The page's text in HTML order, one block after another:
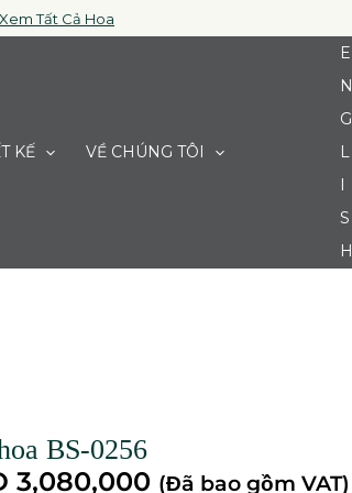
Xem Tất Cả Hoa
KẾ VỀ CHÚNG TÔI
E
N
G
L
I
S
H
BS-0256
3,080,000 (Đã bao gồm VAT)